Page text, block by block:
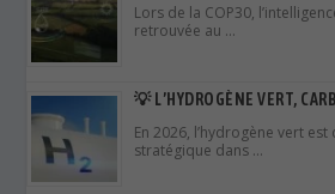
Lors de la COP30,
retrouvée au …
💡 L’HYDROGÈNE VERT,
En 2026, l’hydrogène vert
stratégique dans …